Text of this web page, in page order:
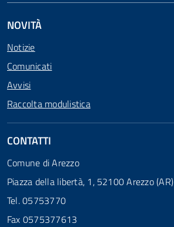
NOVITÀ
Notizie
Comunicati
Avvisi
Raccolta modulistica
CONTATTI
Comune di Arezzo
Piazza della libertà, 1, 52100 Arezzo (AR)
Tel. 05753770
Fax 0575377613